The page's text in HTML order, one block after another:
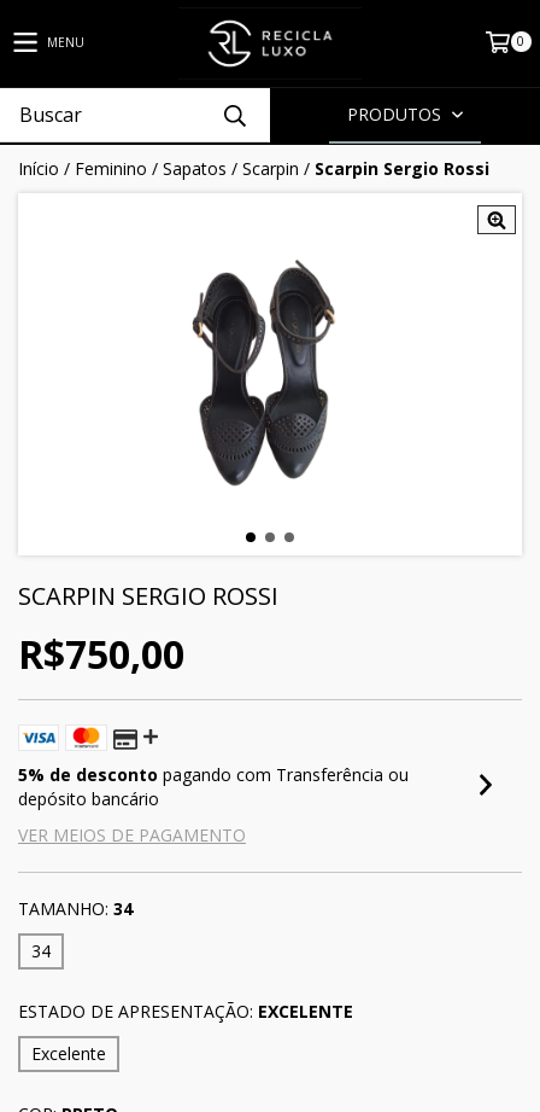
MENU 0
PRODUTOS
Início / Feminino / Sapatos / Scarpin / Scarpin Sergio Rossi
SCARPIN SERGIO ROSSI
R$750,00
5% de desconto pagando com Transferência ou
depósito bancário
VER MEIOS DE PAGAMENTO
TAMANHO: 34
34
ESTADO DE APRESENTAÇÃO: EXCELENTE
Excelente